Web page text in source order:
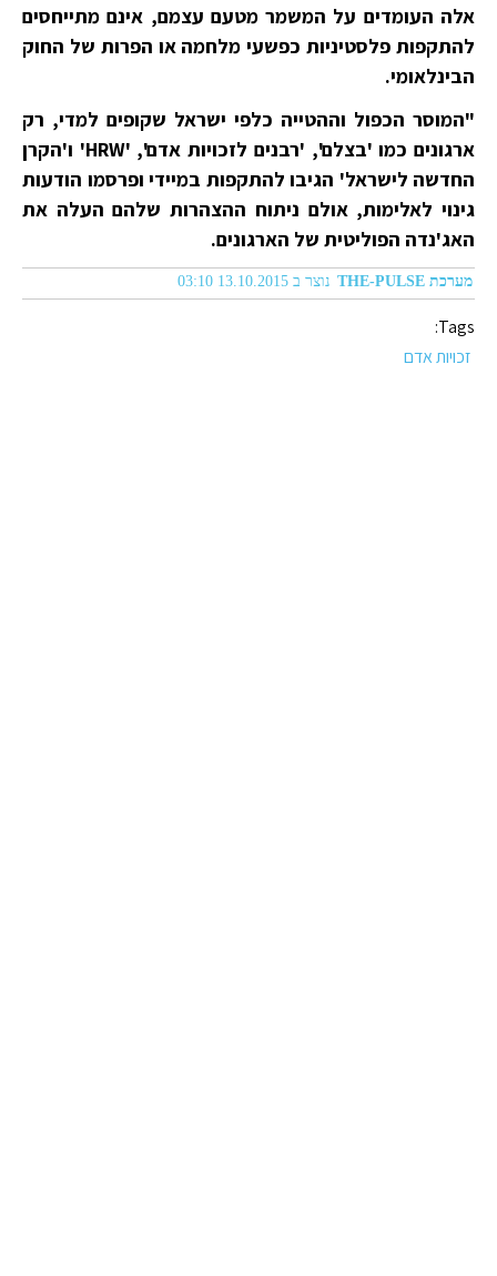
אלה העומדים על המשמר מטעם עצמם, אינם מתייחסים
להתקפות פלסטיניות כפשעי מלחמה או הפרות של החוק
הבינלאומי.
"המוסר הכפול וההטייה כלפי ישראל שקופים למדי, רק
ארגונים כמו 'בצלם', 'רבנים לזכויות אדם', 'HRW' ו'הקרן
החדשה לישראל' הגיבו להתקפות במיידי ופרסמו הודעות
גינוי לאלימות, אולם ניתוח ההצהרות שלהם העלה את
האג'נדה הפוליטית של הארגונים.
מערכת THE-PULSE נוצר ב 13.10.2015 03:10
Tags:
זכויות אדם